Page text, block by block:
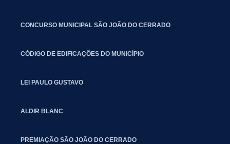
CONCURSO MUNICIPAL SÃO JOÃO DO CERRADO
CÓDIGO DE EDIFICAÇÕES DO MUNICÍPIO
LEI PAULO GUSTAVO
ALDIR BLANC
PREMIAÇÃO SÃO JOÃO DO CERRADO